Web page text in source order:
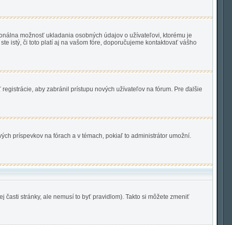
možnosť ukladania osobných údajov o užívateľovi, ktorému je
istý, či toto platí aj na vašom fóre, doporučujeme kontaktovať vášho
aby zabránil prístupu nových užívateľov na fórum. Pre ďalšie
príspevkov na fórach a v témach, pokiaľ to administrátor umožní.
časti stránky, ale nemusí to byť pravidlom). Takto si môžete zmeniť